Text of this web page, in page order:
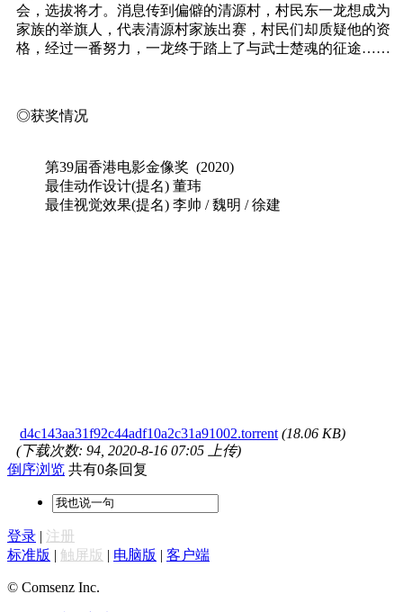
会，选拔将才。消息传到偏僻的清源村，村民东一龙想成为
家族的举旗人，代表清源村家族出赛，村民们却质疑他的资
格，经过一番努力，一龙终于踏上了与武士楚魂的征途……
◎获奖情况
第39届香港电影金像奖 (2020)
最佳动作设计(提名) 董玮
最佳视觉效果(提名) 李帅 / 魏明 / 徐建
d4c143aa31f92c44adf10a2c31a91002.torrent (18.06 KB)
(下载次数: 94, 2020-8-16 07:05 上传)
倒序浏览 共有0条回复
登录 | 注册
标准版 | 触屏版 | 电脑版 | 客户端
© Comsenz Inc.